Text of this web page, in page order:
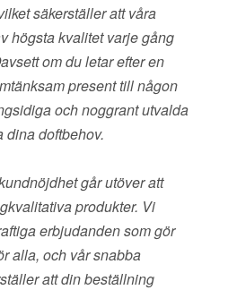
säkerställer att våra
högsta kvalitet varje gång
om du letar efter en
present till någon
och noggrant utvalda
dina doftbehov.
går utöver att
produkter. Vi
erbjudanden som gör
alla, och vår snabba
att din beställning